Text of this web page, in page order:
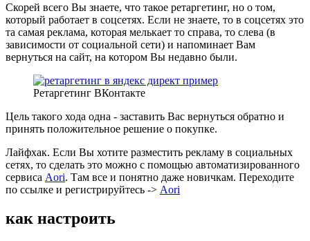
Скорей всего Вы знаете, что такое ретаргетинг, но о том,
который работает в соцсетях. Если не знаете, то в соцсетях это
та самая реклама, которая мелькает то справа, то слева (в
зависимости от социальной сети) и напоминает Вам
вернуться на сайт, на котором Вы недавно были.
Ретаргетинг ВКонтакте
Цель такого хода одна - заставить Вас вернуться обратно и
принять положительное решение о покупке.
Лайфхак. Если Вы хотите разместить рекламу в социальных
сетях, то сделать это можно с помощью автоматизированного
сервиса Aori. Там все и понятно даже новичкам. Переходите
по ссылке и регистрируйтесь -> Aori
как настроить